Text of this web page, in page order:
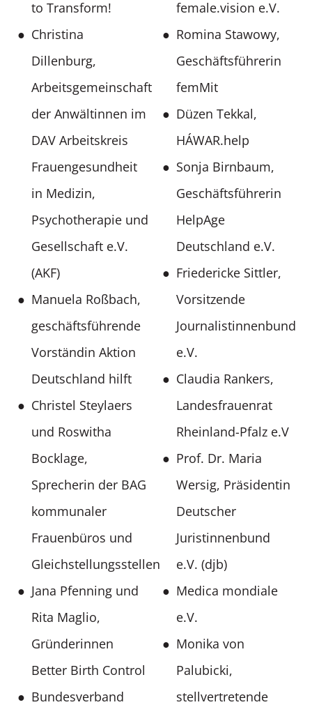
to Transform!
Christina
Dillenburg,
Arbeitsgemeinschaft
der Anwältinnen im
DAV Arbeitskreis
Frauengesundheit
in Medizin,
Psychotherapie und
Gesellschaft e.V.
(AKF)
Manuela Roßbach,
geschäftsführende
Vorständin Aktion
Deutschland hilft
Christel Steylaers
und Roswitha
Bocklage,
Sprecherin der BAG
kommunaler
Frauenbüros und
Gleichstellungsstellen
Jana Pfenning und
Rita Maglio,
Gründerinnen
Better Birth Control
Bundesverband
female.vision e.V.
Romina Stawowy,
Geschäftsführerin
femMit
Düzen Tekkal,
HÁWAR.help
Sonja Birnbaum,
Geschäftsführerin
HelpAge
Deutschland e.V.
Friedericke Sittler,
Vorsitzende
Journalistinnenbund
e.V.
Claudia Rankers,
Landesfrauenrat
Rheinland-Pfalz e.V
Prof. Dr. Maria
Wersig, Präsidentin
Deutscher
Juristinnenbund
e.V. (djb)
Medica mondiale
e.V.
Monika von
Palubicki,
stellvertretende